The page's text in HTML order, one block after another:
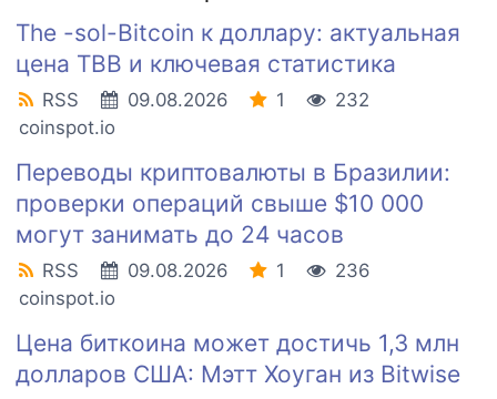
The -sol-Bitcoin к доллару: актуальная
цена TBB и ключевая статистика
RSS 09.08.2026 1
232
coinspot.io
Переводы криптовалюты в Бразилии:
проверки операций свыше $10 000
могут занимать до 24 часов
RSS 09.08.2026 1
236
coinspot.io
Цена биткоина может достичь 1,3 млн
долларов США: Мэтт Хоуган из Bitwise